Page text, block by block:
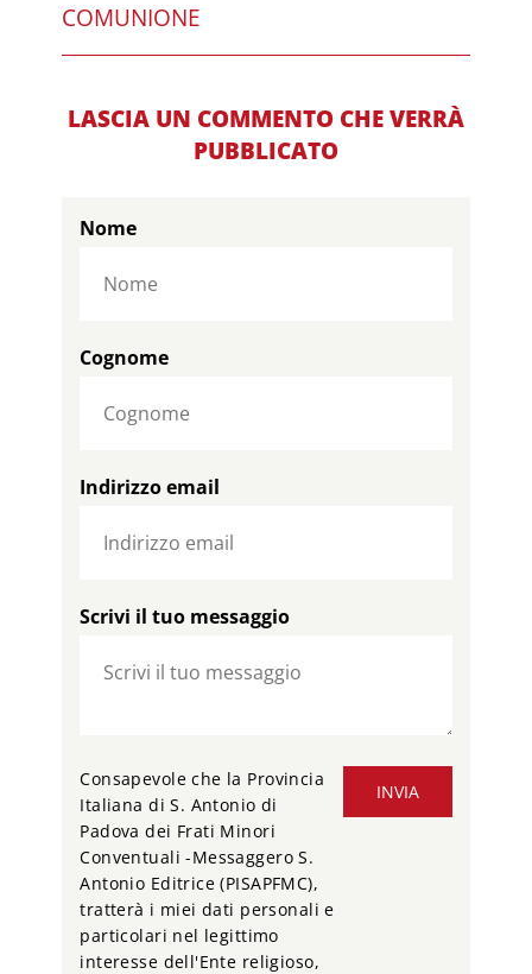
COMUNIONE
LASCIA UN COMMENTO CHE VERRÀ
PUBBLICATO
Nome
Cognome
Indirizzo email
Scrivi il tuo messaggio
INVIA
Consapevole che la Provincia
Italiana di S. Antonio di
Padova dei Frati Minori
Conventuali -Messaggero S.
Antonio Editrice (PISAPFMC),
tratterà i miei dati personali e
particolari nel legittimo
interesse dell'Ente religioso,